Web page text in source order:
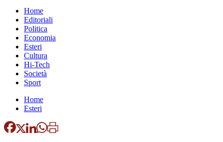
Home
Editoriali
Politica
Economia
Esteri
Cultura
Hi-Tech
Società
Sport
Home
Esteri